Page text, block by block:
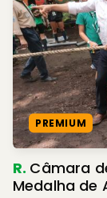
PREMIUM
R. Câmara de
Medalha de